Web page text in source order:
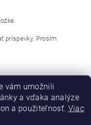
príspevky. Prosím
vám umožnili
a vďaka analýze
a použiteľnosť. Viac